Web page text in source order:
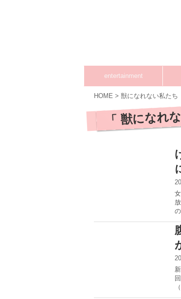
entertainment
HOME > 獣になれない私たち
「 獣になれ